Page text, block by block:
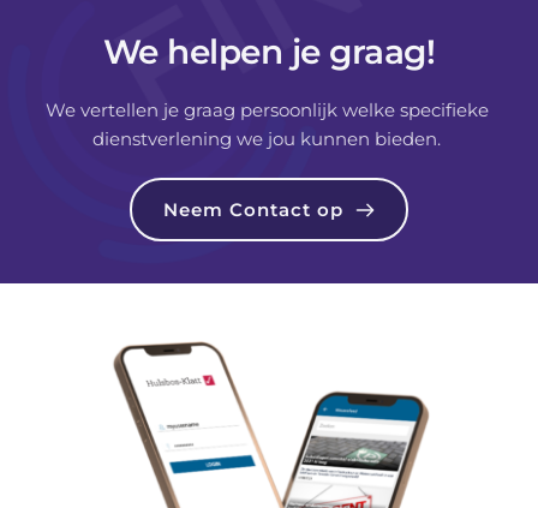
We helpen je graag!
We vertellen je graag persoonlijk welke specifieke
dienstverlening we jou kunnen bieden.
Neem Contact op